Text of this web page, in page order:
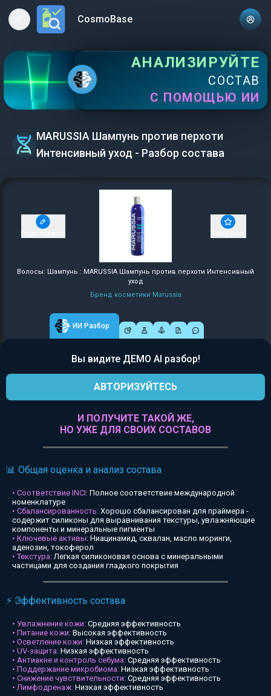
Open main menuCosmoBase
АНАЛИЗИРУЙТЕ
СОСТАВ
С ПОМОЩЬЮ ИИ
MARUSSIA Шампунь против перхоти
Интенсивный уход - Разбор состава
Волосы: Шампунь : MARUSSIA Шампунь против перхоти Интенсивный
уход
Бренд косметики Marussia
ИИ Разбор
Вы видите ДЕМО AI разбор!
АВТОРИЗУЙТЕСЬ
И ПОЛУЧИТЕ ТАКОЙ ЖЕ,
НО УЖЕ ДЛЯ СВОИХ СОСТАВОВ
📊 Общая оценка и анализ состава
• Соответствие INCI: Полное соответствие международной
номенклатуре
• Сбалансированность: Хорошо сбалансирован для праймера -
содержит силиконы для выравнивания текстуры, увлажняющие
компоненты и минеральные пигменты
• Ключевые активы: Ниацинамид, сквалан, масло моринги,
аденозин, токоферол
• Текстура:Легкая силиконовая основа с минеральными
частицами для создания гладкого покрытия
⚡ Эффективность состава
• Увлажнение кожи: Средняя эффективность
• Питание кожи: Высокая эффективность
• Осветление кожи: Низкая эффективность
• UV-защита: Низкая эффективность
• Антиакне и контроль себума: Средняя эффективность
• Поддержание микробиома: Низкая эффективность
• Снижение чувствительности: Средняя эффективность
• Лимфодренаж: Низкая эффективность